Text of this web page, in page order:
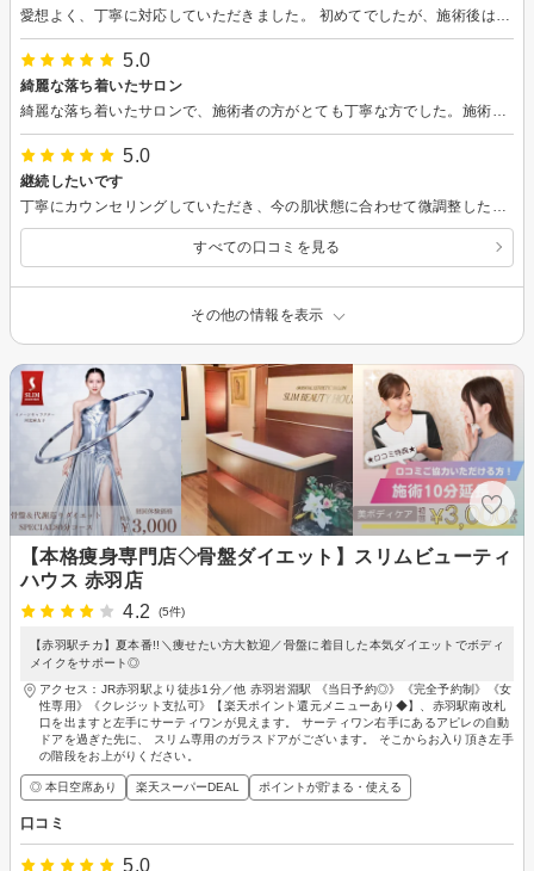
5.0
綺麗な落ち着いたサロン
5.0
継続したいです
すべての口コミを見る
その他の情報を表示
【本格痩身専門店◇骨盤ダイエット】スリムビューティ
ハウス 赤羽店
4.2
(5件)
【赤羽駅チカ】夏本番!!＼痩せたい方大歓迎／骨盤に着目した本気ダイエットでボディ
メイクをサポート◎
アクセス：JR赤羽駅より徒歩1分／他 赤羽岩淵駅 《当日予約◎》《完全予約制》《女
性専用》《クレジット支払可》【楽天ポイント還元メニューあり◆】、赤羽駅南改札
口を出ますと左手にサーティワンが見えます。 サーティワン右手にあるアピレの自動
ドアを過ぎた先に、 スリム専用のガラスドアがございます。 そこからお入り頂き左手
の階段をお上がりください。
◎ 本日空席あり 楽天スーパーDEAL ポイントが貯まる・使える
口コミ
5.0